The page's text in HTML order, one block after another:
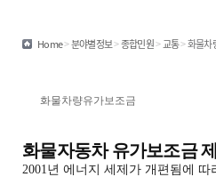
민원편람/서식
안전신문고
종합민원
Home>분야별정보>종합민원>교통>화물차
화물차량유가보조금
화물자동차 유가보조금
2001년 에너지 세제가 개편됨에